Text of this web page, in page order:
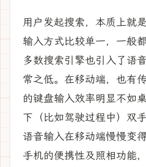
用户发起搜索，本质上就
输入方式比较单一，一般
多数搜索引擎也引入了语
常之低。在移动端，也有
的键盘输入效率明显不如
下（比如驾驶过程中）双
语音输入在移动端慢慢变
手机的便携性及照相功能